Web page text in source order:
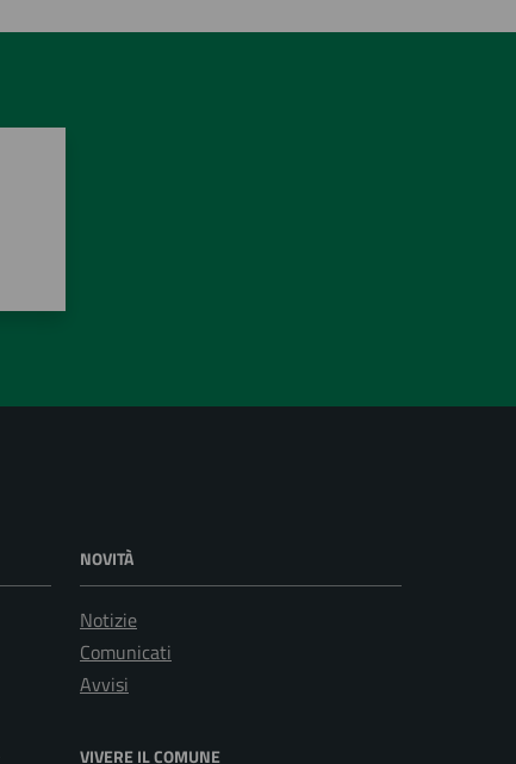
NOVITÀ
Notizie
Comunicati
Avvisi
VIVERE IL COMUNE